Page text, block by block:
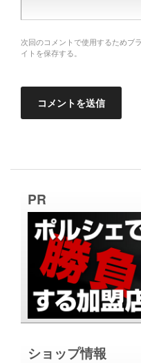
次回のコメントで使用するためブ
イトを保存する。
PR
ショップ情報